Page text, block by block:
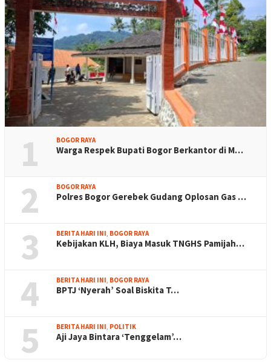
1 BOGOR RAYA
Warga Respek Bupati Bogor Berkantor di M…
2 BOGOR RAYA
Polres Bogor Gerebek Gudang Oplosan Gas …
3 BERITA HARI INI BOGOR RAYA
Kebijakan KLH, Biaya Masuk TNGHS Pamijah…
4 BERITA HARI INI BOGOR RAYA
BPTJ ‘Nyerah’ Soal Biskita T…
5 BERITA HARI INI POLITIK
Aji Jaya Bintara ‘Tenggelam’…